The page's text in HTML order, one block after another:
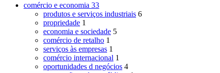
comércio e economia 33
produtos e serviços industriais 6
propriedade 1
economia e sociedade 5
comércio de retalho 1
serviços às empresas 1
comércio internacional 1
oportunidades d negócios 4